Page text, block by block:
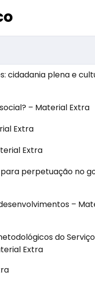
cidadania plena e
– Material Extra
Extra
Extra
perpetuação no
–
do
Extra